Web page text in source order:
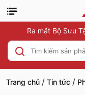
Ra mắt Bộ Sưu
Trang chủ / Tin tức /